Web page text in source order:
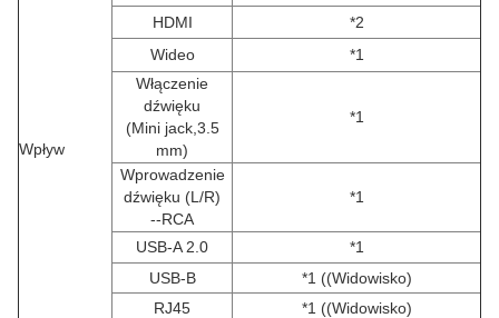
Wpływ
HDMI
*2
Wideo
*1
Włączenie
dźwięku
(Mini jack,3.5
mm)
*1
Wprowadzenie
dźwięku (L/R)
--RCA
*1
USB-A 2.0
*1
USB-B
*1 ((Widowisko)
RJ45
*1 ((Widowisko)